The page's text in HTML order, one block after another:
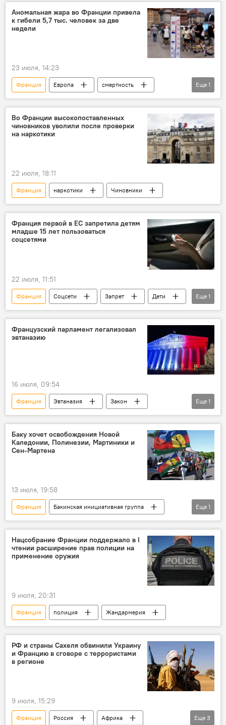
Аномальная жара во Франции привела
к гибели 5,7 тыс. человек за две
недели
23 июля, 14:23
Франция Европа
смертность
Аномальная жара
Еще 1
Во Франции высокопоставленных
чиновников уволили после проверки
на наркотики
22 июля, 18:11
Франция наркотики Чиновники
Франция первой в ЕС запретила детям
младше 15 лет пользоваться
соцсетями
22 июля, 11:51
Франция Соцсети Запрет
Дети
Евросоюз
Еще 1
Французский парламент легализовал
эвтаназию
16 июля, 09:54
Франция Эвтаназия
Закон
Принятие
Еще 1
Баку хочет освобождения Новой
Каледонии, Полинезии, Мартиники и
Сен-Мартена
13 июля, 19:58
Франция
Бакинская инициативная группа
Ильхам Алиев
Еще 1
Нацсобрание Франции поддержало в I
чтении расширение прав полиции на
применение оружия
9 июля, 20:31
Франция полиция Жандармерия
РФ и страны Сахеля обвинили Украину
и Францию в сговоре с террористами
в регионе
9 июля, 15:29
Франция Россия
Африка
Еще 3